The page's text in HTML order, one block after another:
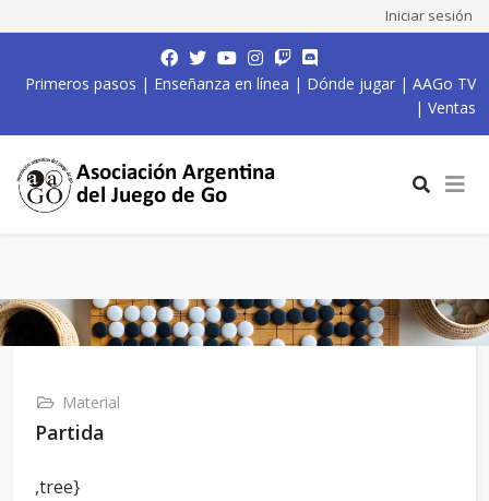
Iniciar sesión
Primeros pasos | Enseñanza en línea | Dónde jugar | AAGo TV
| Ventas
Material
Partida
,tree}